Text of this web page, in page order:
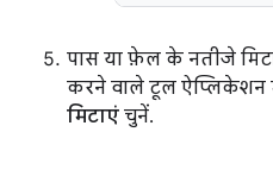
पास या फ़ेल के नतीजे
करने वाले टूल ऐप्लिकेशन
मिटाएं चुनें.